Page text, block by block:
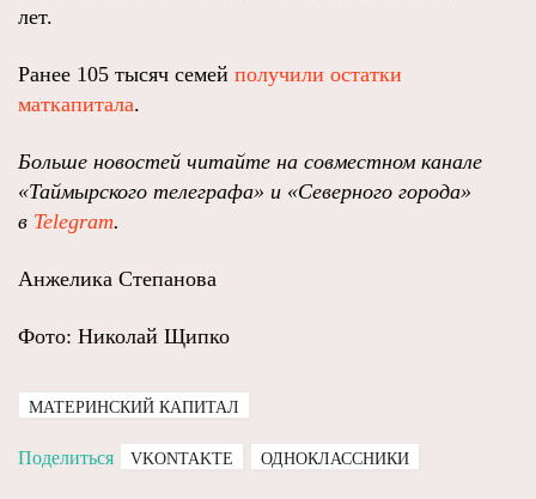
лет.
Ранее 105 тысяч семей получили остатки
маткапитала.
Больше новостей читайте на совместном канале
«Таймырского телеграфа» и «Северного города»
в Telegram.
Анжелика Степанова
Фото: Николай Щипко
МАТЕРИНСКИЙ КАПИТАЛ
Поделиться VKONTAKTE ОДНОКЛАССНИКИ